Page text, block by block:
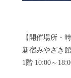
【開催場所・時
新宿みやざき
1階 10:00～